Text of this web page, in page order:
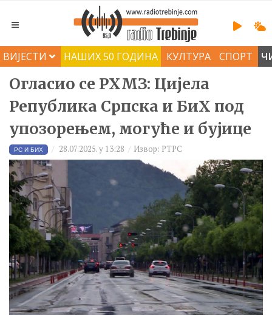
ВИЈЕСТИ НАШИХ 50 ГОДИНА КУЛТУРА СПОРТ
Огласио се РХМЗ: Цијела
Република Српска и БиХ под
упозорењем, могуће и бујице
РС И БИХ 28.07.2025. у 13:28 Извор: РТРС